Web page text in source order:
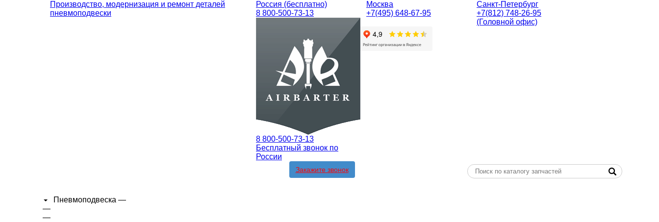
Производство, модернизация и ремонт деталей
пневмоподвески
Россия (бесплатно)
8 800-500-73-13
8 800-500-73-13
Бесплатный звонок по
России
Москва
+7(495) 648-67-95
Санкт-Петербург
+7(812) 748-26-95
(Головной офис)
Закажите звонок
Пневмоподвеска —
—
—